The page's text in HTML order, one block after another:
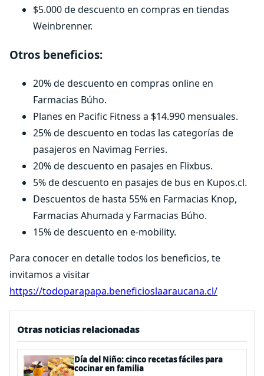
$5.000 de descuento en compras en tiendas
Weinbrenner.
Otros beneficios:
20% de descuento en compras online en
Farmacias Búho.
Planes en Pacific Fitness a $14.990 mensuales.
25% de descuento en todas las categorías de
pasajeros en Navimag Ferries.
20% de descuento en pasajes en Flixbus.
5% de descuento en pasajes de bus en Kupos.cl.
Descuentos de hasta 55% en Farmacias Knop,
Farmacias Ahumada y Farmacias Búho.
15% de descuento en e-mobility.
Para conocer en detalle todos los beneficios, te
invitamos a visitar
https://todoparapapa.beneficioslaaraucana.cl/
Otras noticias relacionadas
Día del Niño: cinco recetas fáciles para
cocinar en familia